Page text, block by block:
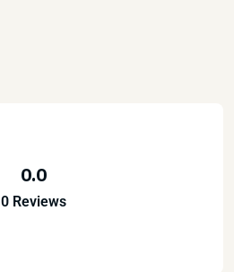
0.0
0 Reviews